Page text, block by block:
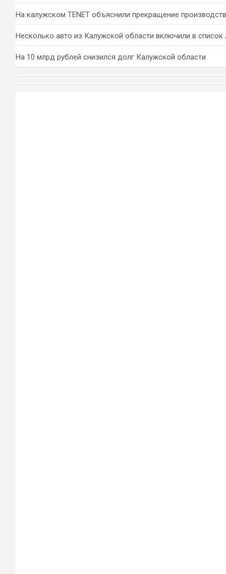
На калужском TENET объяснили прекращение
Несколько авто из Калужской области включили в список
На 10 млрд рублей снизился долг Калужской области